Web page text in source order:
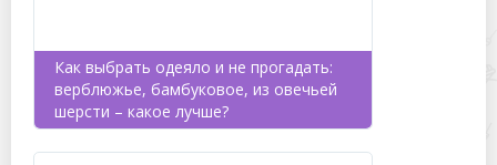
Как выбрать одеяло и не прогадать:
верблюжье, бамбуковое, из овечьей
шерсти – какое лучше?